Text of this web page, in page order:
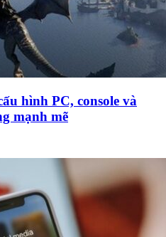
hình PC, console và
mạnh mẽ